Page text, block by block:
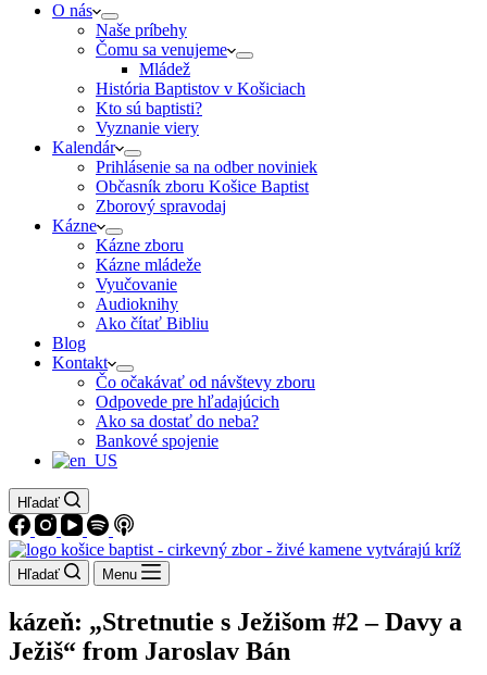
O nás
Naše príbehy
Čomu sa venujeme
Mládež
História Baptistov v Košiciach
Kto sú baptisti?
Vyznanie viery
Kalendár
Prihlásenie sa na odber noviniek
Občasník zboru Košice Baptist
Zborový spravodaj
Kázne
Kázne zboru
Kázne mládeže
Vyučovanie
Audioknihy
Ako čítať Bibliu
Blog
Kontakt
Čo očakávať od návštevy zboru
Odpovede pre hľadajúcich
Ako sa dostať do neba?
Bankové spojenie
Hľadať
Hľadať Menu
kázeň: „Stretnutie s Ježišom #2 – Davy a
Ježiš“ from Jaroslav Bán